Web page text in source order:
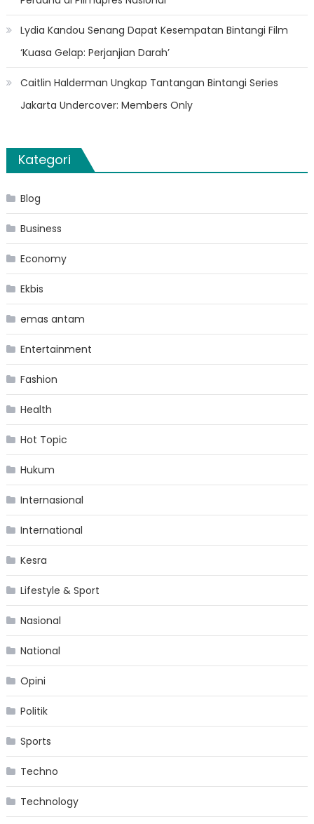
Lydia Kandou Senang Dapat Kesempatan Bintangi Film
‘Kuasa Gelap: Perjanjian Darah’
Caitlin Halderman Ungkap Tantangan Bintangi Series
Jakarta Undercover: Members Only
Kategori
Blog
Business
Economy
Ekbis
emas antam
Entertainment
Fashion
Health
Hot Topic
Hukum
Internasional
International
Kesra
Lifestyle & Sport
Nasional
National
Opini
Politik
Sports
Techno
Technology